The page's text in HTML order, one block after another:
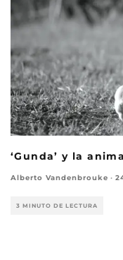
‘Gunda’ y la
Alberto Vandenbrouke ·
3 MINUTO DE LECTURA